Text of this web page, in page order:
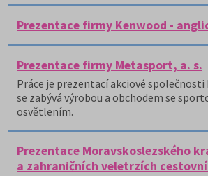
Prezentace firmy Kenwood -
Prezentace firmy Metasport, a. s.
Práce je prezentací akciové
se zabývá výrobou a obchodem se
osvětlením.
Prezentace Moravskoslezského
a zahraničních veletrzích